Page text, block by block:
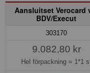
Aansluitset Verocard
BDV/Execut
303170
9.082,80 kr
Hel förpackning = 1*1